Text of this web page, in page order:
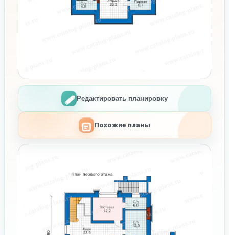
Редактировать планировку
Похожие планы